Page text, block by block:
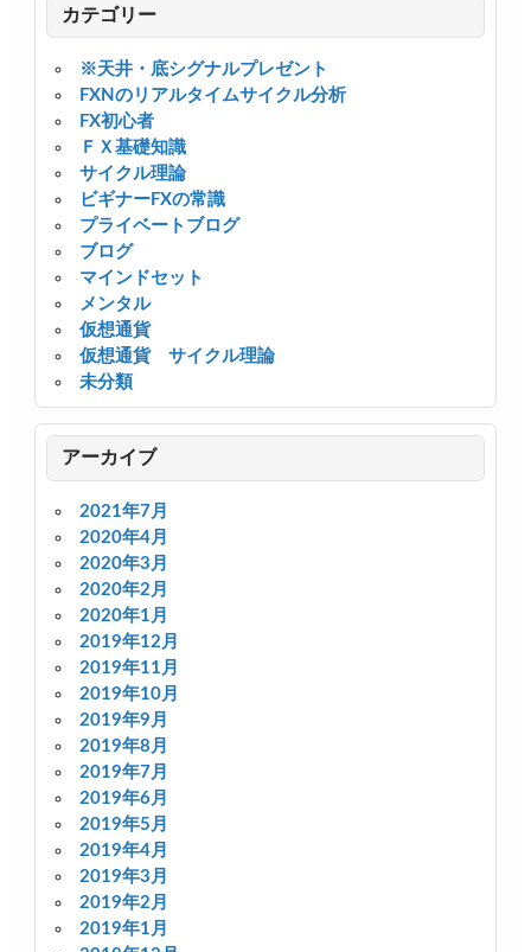
カテゴリー
※天井・底シグナルプレゼント
FXNのリアルタイムサイクル分析
FX初心者
ＦＸ基礎知識
サイクル理論
ビギナーFXの常識
プライベートブログ
ブログ
マインドセット
メンタル
仮想通貨
仮想通貨 サイクル理論
未分類
アーカイブ
2021年7月
2020年4月
2020年3月
2020年2月
2020年1月
2019年12月
2019年11月
2019年10月
2019年9月
2019年8月
2019年7月
2019年6月
2019年5月
2019年4月
2019年3月
2019年2月
2019年1月